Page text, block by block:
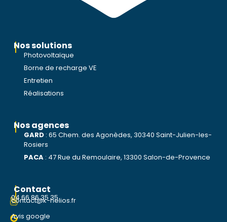
Nos solutions
Photovoltaïque
Borne de recharge VE
Entretien
Réalisations
Nos agences
GARD : 65 Chem. des Agonèdes, 30340 Saint-Julien-les-
Rosiers
PACA : 47 Rue du Remoulaire, 13300 Salon-de-Provence
Contact
04 66 86 35 35
contact@k-helios.fr
Avis google